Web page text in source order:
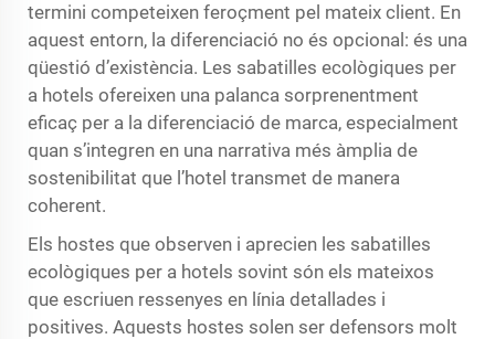
termini competeixen feroçment pel mateix client. En
aquest entorn, la diferenciació no és opcional: és una
qüestió d’existència. Les sabatilles ecològiques per
a hotels ofereixen una palanca sorprenentment
eficaç per a la diferenciació de marca, especialment
quan s’integren en una narrativa més àmplia de
sostenibilitat que l’hotel transmet de manera
coherent.
Els hostes que observen i aprecien les sabatilles
ecològiques per a hotels sovint són els mateixos
que escriuen ressenyes en línia detallades i
positives. Aquests hostes solen ser defensors molt